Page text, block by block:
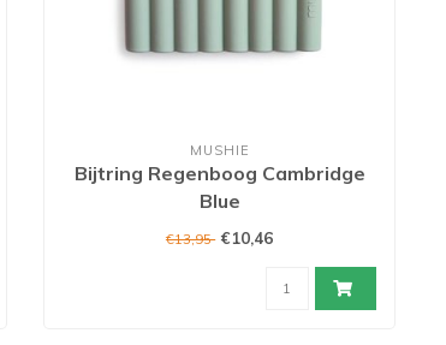
MUSHIE
Bijtring Regenboog Cambridge
Blue
€13,95 €10,46